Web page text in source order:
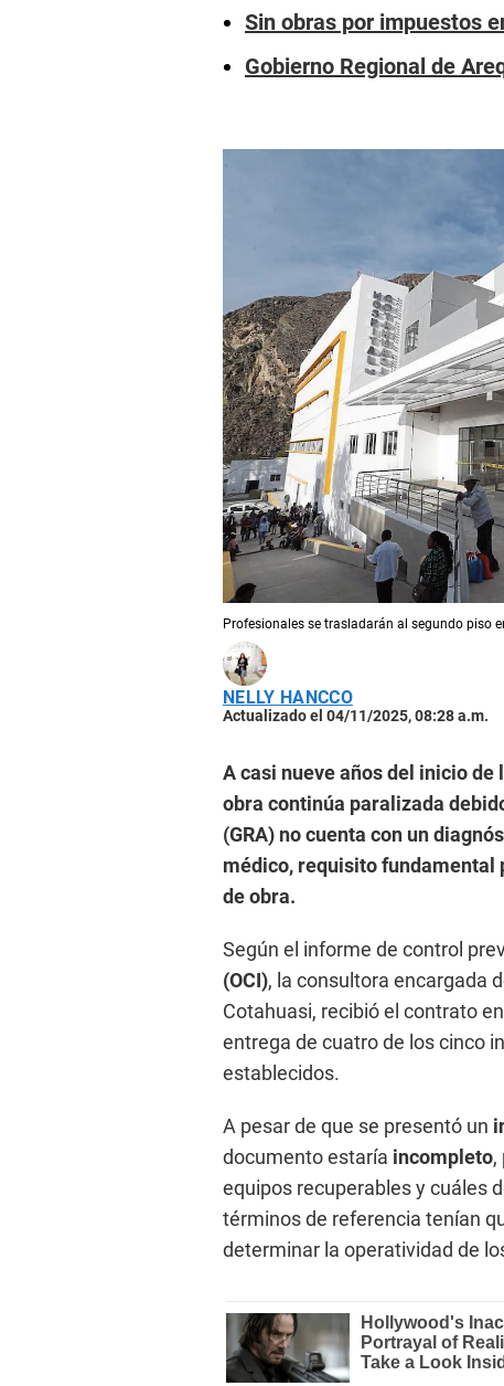
Sin obras por impuestos
Gobierno Regional de
Profesionales se trasladarán al segundo piso
NELLY HANCCO
Actualizado el 04/11/2025, 08:28 a.m.
A casi nueve años del inicio
obra continúa paralizada
(GRA) no cuenta con un
médico, requisito fundamental
de obra.
Según el informe de control
(OCI), la consultora encargada
Cotahuasi, recibió el contrato
entrega de cuatro de los cinco
establecidos.
A pesar de que se presentó un
documento estaría incompleto,
equipos recuperables y cuáles
términos de referencia tenían
determinar la operatividad de